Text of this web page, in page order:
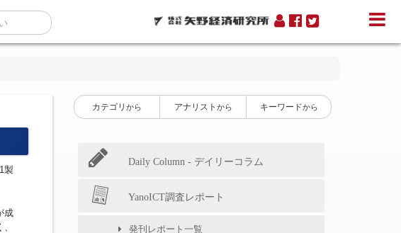
製
成
カテゴリ から アナリスト から キーワードから
Daily Column - デイリーコラム
YanoICT調査レポート
発刊レポート一覧